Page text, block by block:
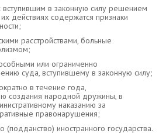
в законную силу решением
действиях содержатся признаки
расстройствами, больные
или ограниченно
суда, вступившему в законную силу;
в течение года,
создания народной дружины, в
наказанию за
правонарушения;
иностранного государства.